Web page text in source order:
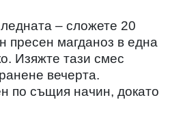
– сложете 20
пресен магданоз в една
Изяжте тази смес
вечерта.
по същия начин, докато